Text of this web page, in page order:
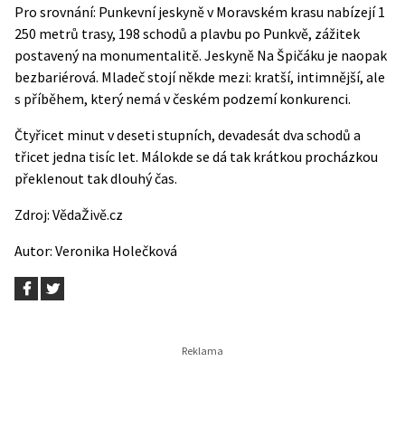
Pro srovnání: Punkevní jeskyně v Moravském krasu nabízejí 1
250 metrů trasy, 198 schodů a plavbu po Punkvě, zážitek
postavený na monumentalitě. Jeskyně Na Špičáku je naopak
bezbariérová. Mladeč stojí někde mezi: kratší, intimnější, ale
s příběhem, který nemá v českém podzemí konkurenci.
Čtyřicet minut v deseti stupních, devadesát dva schodů a
třicet jedna tisíc let. Málokde se dá tak krátkou procházkou
překlenout tak dlouhý čas.
Zdroj: VědaŽivě.cz
Autor: Veronika Holečková